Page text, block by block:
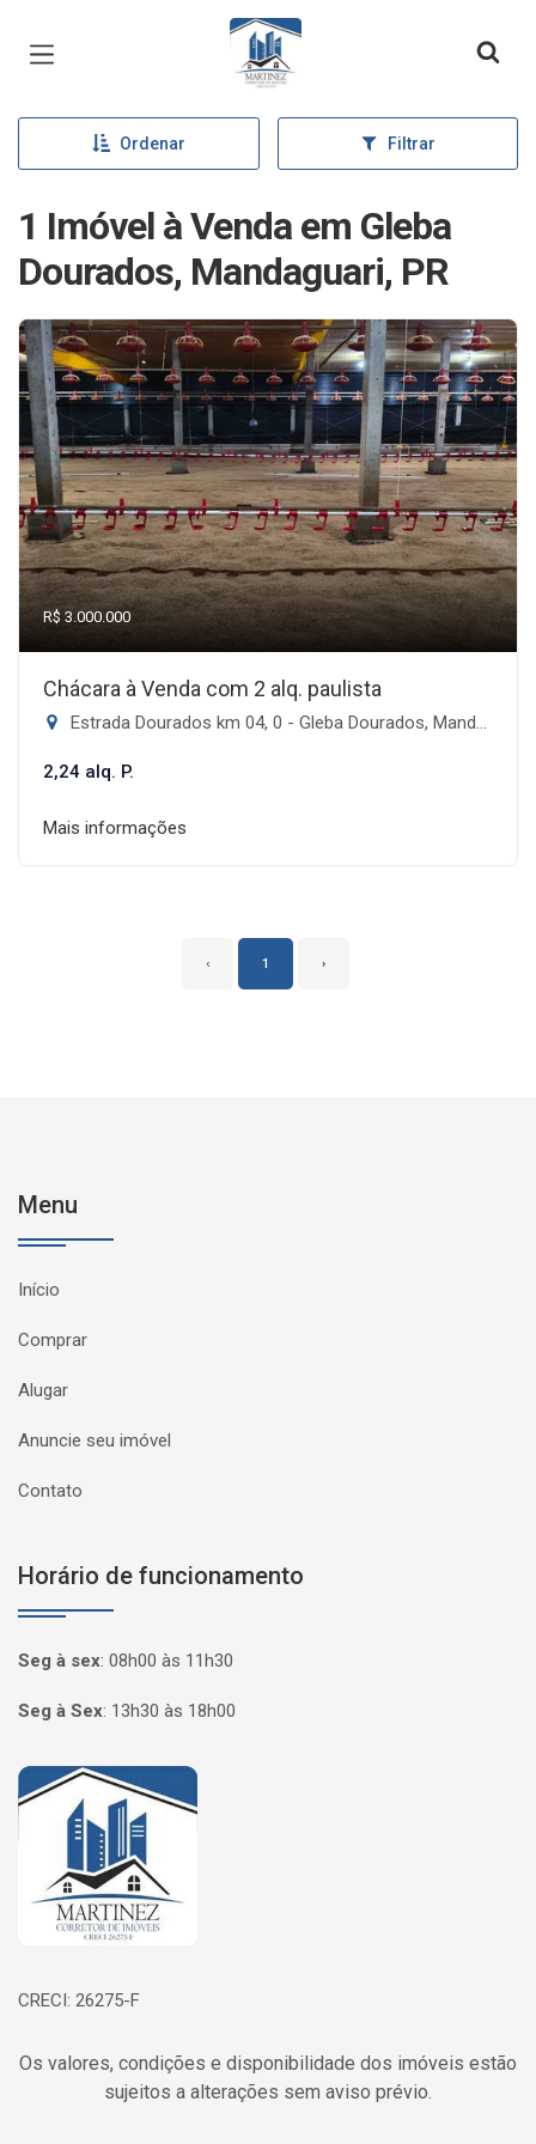
Página inicial
Ordenar Filtrar
1 Imóvel à Venda em Gleba
Dourados, Mandaguari, PR
R$ 3.000.000
Chácara à Venda com 2 alq. paulista
Estrada Dourados km 04, 0 - Gleba Dourados, Mandaguari-PR
2,24 alq. P.
Mais informações
‹ 1 ›
Menu
Início
Comprar
Alugar
Anuncie seu imóvel
Contato
Horário de funcionamento
Seg à sex: 08h00 às 11h30
Seg à Sex: 13h30 às 18h00
Página inicial
CRECI: 26275-F
Os valores, condições e disponibilidade dos imóveis estão
sujeitos a alterações sem aviso prévio.